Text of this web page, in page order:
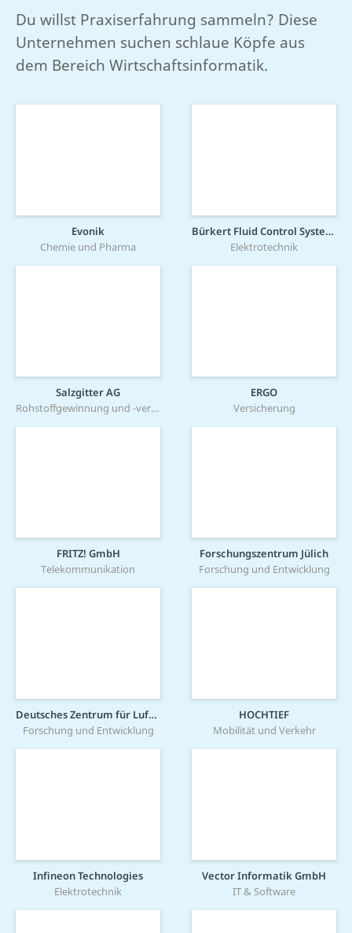
Du willst Praxiserfahrung sammeln? Diese
Unternehmen suchen schlaue Köpfe aus
dem Bereich Wirtschaftsinformatik.
Evonik
Chemie und Pharma
Bürkert Fluid Control Systems
Elektrotechnik
Salzgitter AG
Rohstoffgewinnung und -verarbeitung
ERGO
Versicherung
FRITZ! GmbH
Telekommunikation
Forschungszentrum Jülich
Forschung und Entwicklung
Deutsches Zentrum für Luft- und Raumfahrt (DLR)
Forschung und Entwicklung
HOCHTIEF
Mobilität und Verkehr
Infineon Technologies
Elektrotechnik
Vector Informatik GmbH
IT & Software